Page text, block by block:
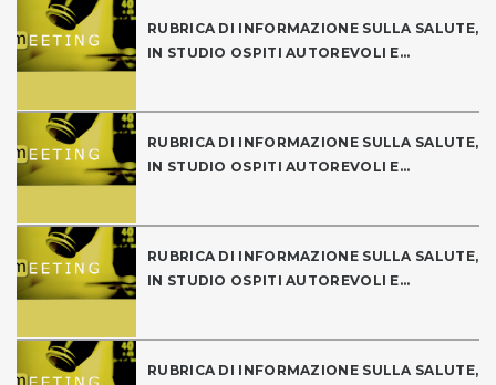
RUBRICA DI INFORMAZIONE SULLA SALUTE,
IN STUDIO OSPITI AUTOREVOLI E...
RUBRICA DI INFORMAZIONE SULLA SALUTE,
IN STUDIO OSPITI AUTOREVOLI E...
RUBRICA DI INFORMAZIONE SULLA SALUTE,
IN STUDIO OSPITI AUTOREVOLI E...
RUBRICA DI INFORMAZIONE SULLA SALUTE,